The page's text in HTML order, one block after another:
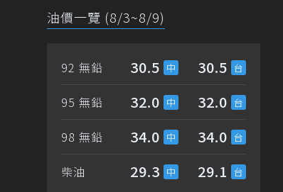
油價一覽 (8/3~8/9)
92 無鉛 30.5 30.5
95 無鉛 32.0 32.0
98 無鉛 34.0 34.0
柴油 29.3 29.1